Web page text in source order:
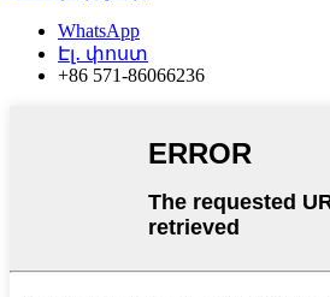
WhatsApp
Էլ․ փոստ
+86 571-86066236